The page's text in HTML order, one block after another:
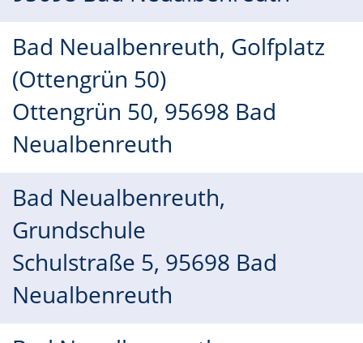
Bad Neualbenreuth, Golfplatz
(Ottengrün 50)
Ottengrün 50, 95698 Bad
Neualbenreuth
Bad Neualbenreuth,
Grundschule
Schulstraße 5, 95698 Bad
Neualbenreuth